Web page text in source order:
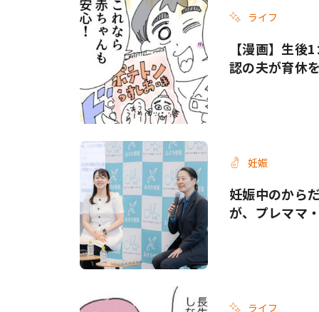
ライフ
【漫画】生
認の夫が育休
妊娠
妊娠中のから
が、プレママ
ライフ